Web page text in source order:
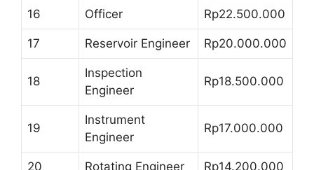
16 Officer Rp22.500.000
17 Reservoir Engineer Rp20.000.000
18
Inspection
Engineer
Rp18.500.000
19
Instrument
Engineer
Rp17.000.000
20 Rotating Engineer Rp14.200.000